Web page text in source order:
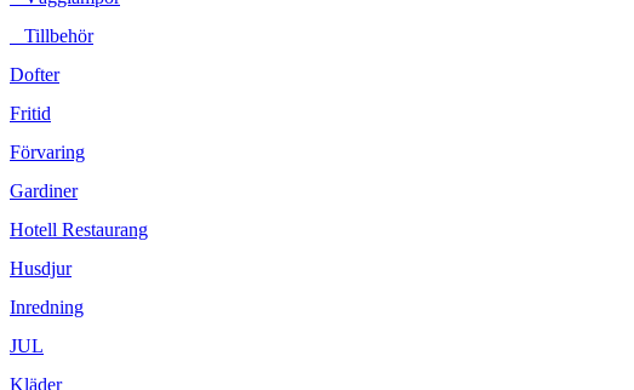
Tillbehör
Dofter
Fritid
Förvaring
Gardiner
Hotell Restaurang
Husdjur
Inredning
JUL
Kläder